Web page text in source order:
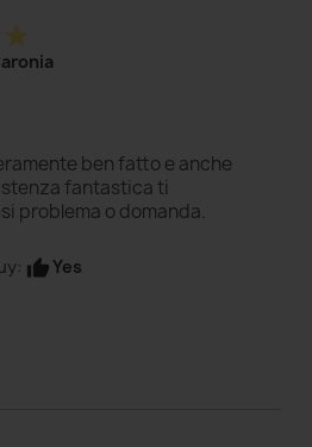
star
ben fatto e anche
fantastica ti
problema o domanda.
thumb_upYes